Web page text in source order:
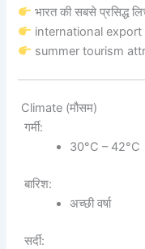
भारत की सबसे प्रसिद्ध
international export
summer tourism
Climate (मौसम)
गर्मी:
30°C – 42°C
बारिश:
अच्छी वर्षा
सर्दी: